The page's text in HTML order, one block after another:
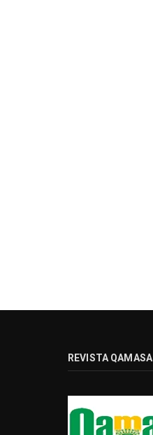
REVISTA QAMASA